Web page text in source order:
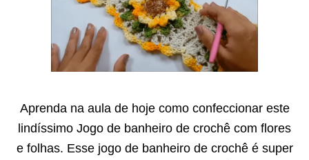
Aprenda na aula de hoje como confeccionar este
lindíssimo Jogo de banheiro de crochê com flores
e folhas. Esse jogo de banheiro de crochê é super